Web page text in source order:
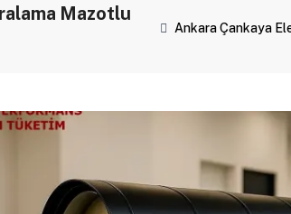
Mazotlu
Ankara Çankaya